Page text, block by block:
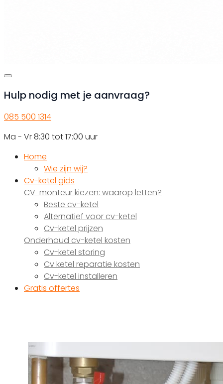
Hulp nodig met je aanvraag?
085 500 1314
Ma - Vr 8:30 tot 17:00 uur
Home
Wie zijn wij?
Cv-ketel gids
CV-monteur kiezen: waarop letten?
Beste cv-ketel
Alternatief voor cv-ketel
Cv-ketel prijzen
Onderhoud cv-ketel kosten
Cv-ketel storing
Cv ketel reparatie kosten
Cv-ketel installeren
Gratis offertes